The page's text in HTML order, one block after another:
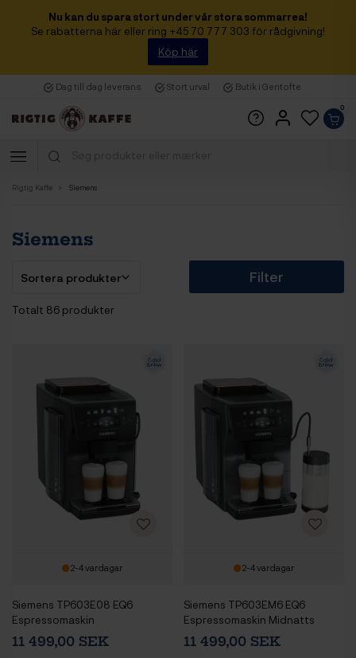
Nu kan du spara stort under vår stora sommarrea!
Se rabatterna här eller ring +45 70 777 303 för rådgivning!
Köp här
Dag till dag leverans Stort urval Butik i Gentofte
0
Rigtig Kaffe Siemens
Siemens
Totalt 86 produkter
Filter
2-4 vardagar
Siemens TP603E08 EQ6
Espressomaskin
11 499,00 SEK
2-4 vardagar
Siemens TP603EM6 EQ6
Espressomaskin Midnatts
Silvermetallic Inkl.
Mjölkbehållare Glas
11 499,00 SEK